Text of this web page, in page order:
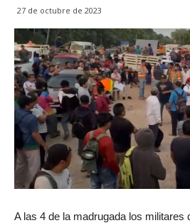
27 de octubre de 2023
A las 4 de la madrugada los militares